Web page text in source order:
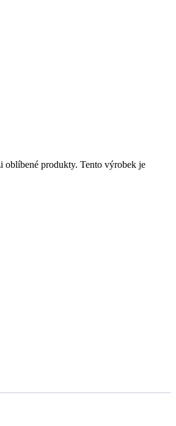
oblíbené produkty. Tento výrobek je